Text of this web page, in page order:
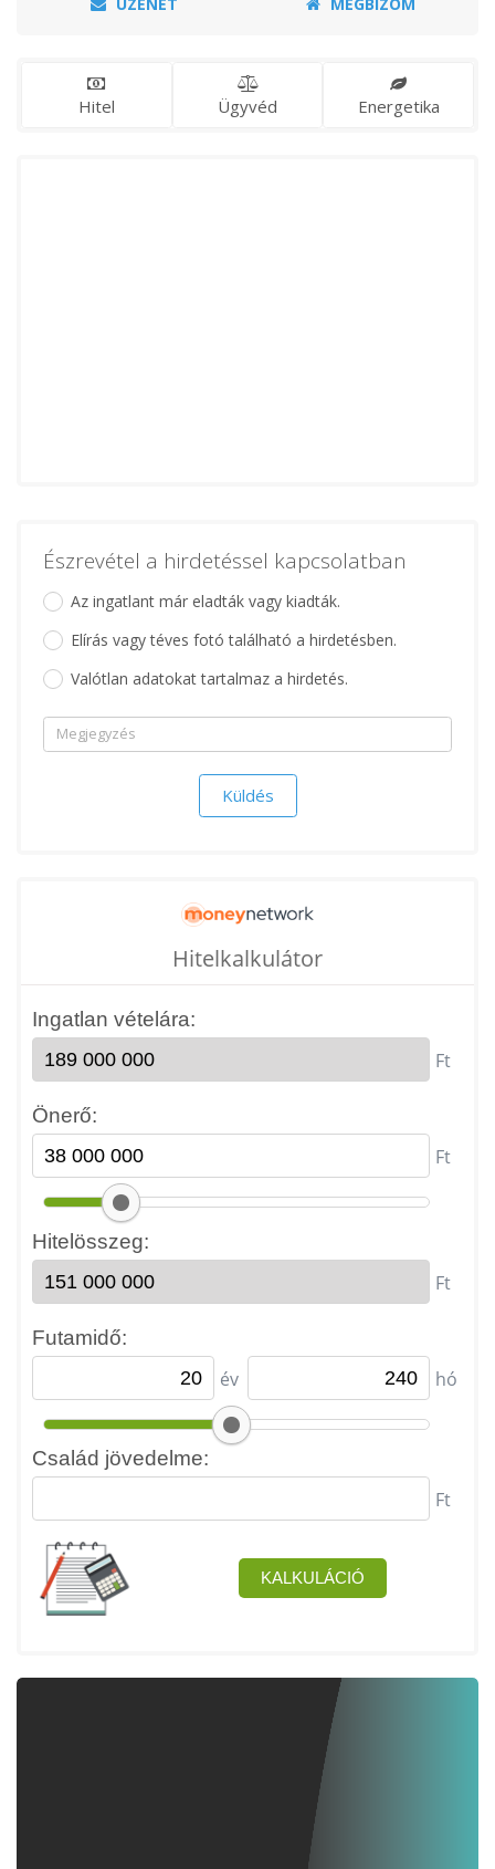
Hitel Ügyvéd Energetika
Észrevétel a hirdetéssel kapcsolatban
Az ingatlant már eladták vagy kiadták.
Elírás vagy téves fotó található a hirdetésben.
Valótlan adatokat tartalmaz a hirdetés.